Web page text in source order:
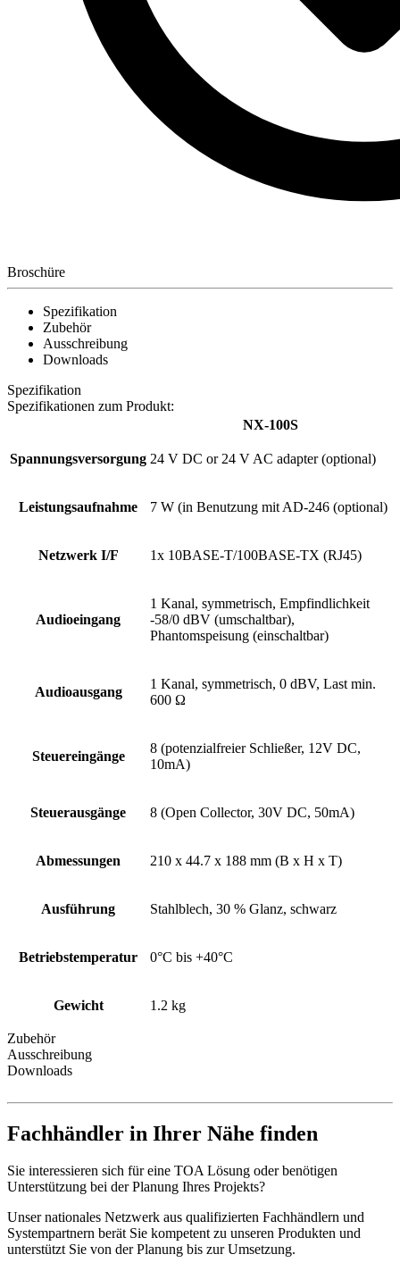
Broschüre
Spezifikation
Zubehör
Ausschreibung
Downloads
Spezifikation
Spezifikationen zum Produkt:
NX-100S
Spannungsversorgung 24 V DC or 24 V AC adapter (optional)
Leistungsaufnahme 7 W (in Benutzung mit AD-246 (optional)
Netzwerk I/F 1x 10BASE-T/100BASE-TX (RJ45)
Audioeingang
1 Kanal, symmetrisch, Empfindlichkeit
-58/0 dBV (umschaltbar),
Phantomspeisung (einschaltbar)
Audioausgang
1 Kanal, symmetrisch, 0 dBV, Last min.
600 Ω
Steuereingänge
8 (potenzialfreier Schließer, 12V DC,
10mA)
Steuerausgänge 8 (Open Collector, 30V DC, 50mA)
Abmessungen 210 x 44.7 x 188 mm (B x H x T)
Ausführung Stahlblech, 30 % Glanz, schwarz
Betriebstemperatur 0°C bis +40°C
Gewicht 1.2 kg
Zubehör
Ausschreibung
Downloads
Fachhändler in Ihrer Nähe finden
Sie interessieren sich für eine TOA Lösung oder benötigen
Unterstützung bei der Planung Ihres Projekts?
Unser nationales Netzwerk aus qualifizierten Fachhändlern und
Systempartnern berät Sie kompetent zu unseren Produkten und
unterstützt Sie von der Planung bis zur Umsetzung.